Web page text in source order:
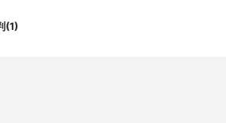
掃除用ブラシ
(1)